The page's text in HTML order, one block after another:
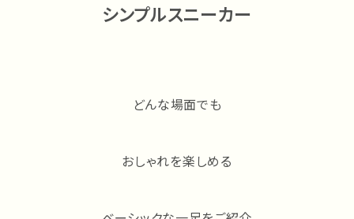
シンプルスニーカー
どんな場面でも
おしゃれを楽しめる